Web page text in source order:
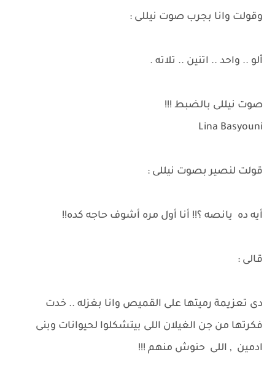
وقولت وانا بجرب صوت نيللى :
ألو .. واحد .. اتنين .. تلاته .
صوت نيللى بالضبط !!!
Lina Basyouni
قولت لنصير بصوت نيللى :
أيه ده يانصه ؟!! أنا أول مره أشوف حاجه كده!!
قالى :
دى تعزيمة رميتها على القميص وانا بغزله .. خدت
فكرتها من جن الغيلان اللى بيتشكلوا لحيوانات وبنى
ادمين , اللى حنوش منهم !!!